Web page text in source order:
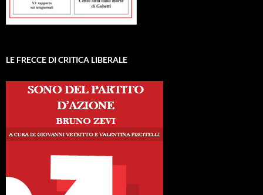
LE FRECCE DI CRITICA LIBERALE